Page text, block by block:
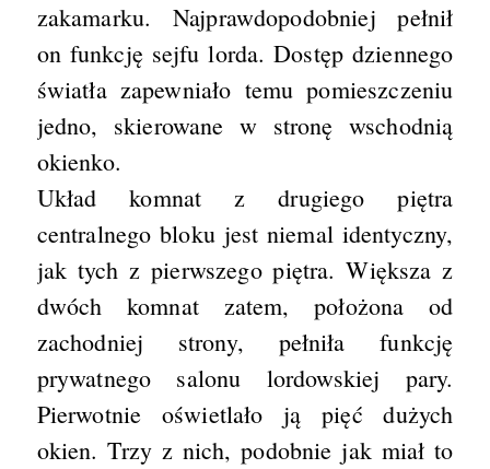
zakamarku. Najprawdopodobniej pełnił
on funkcję sejfu lorda. Dostęp dziennego
światła zapewniało temu pomieszczeniu
jedno, skierowane w stronę wschodnią
okienko.
Układ komnat z drugiego piętra
centralnego bloku jest niemal identyczny,
jak tych z pierwszego piętra. Większa z
dwóch komnat zatem, położona od
zachodniej strony, pełniła funkcję
prywatnego salonu lordowskiej pary.
Pierwotnie oświetlało ją pięć dużych
okien. Trzy z nich, podobnie jak miał to